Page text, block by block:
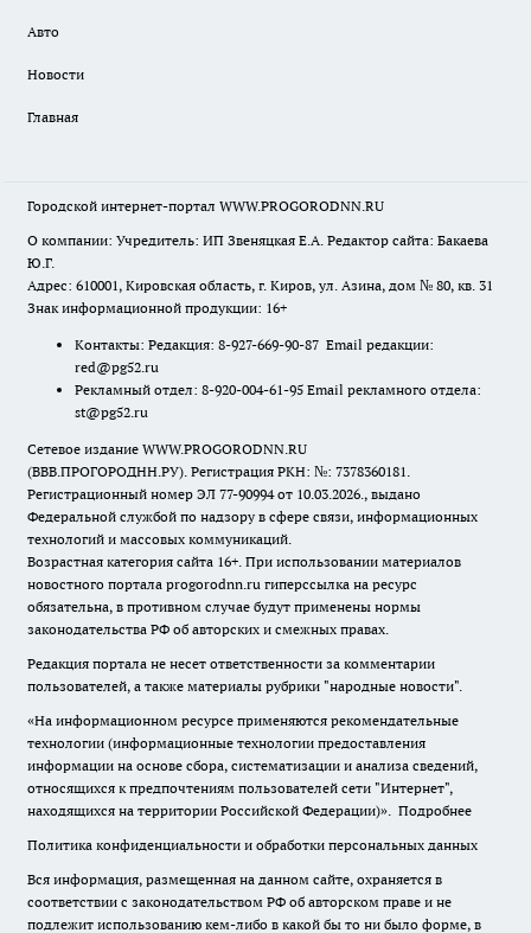
Авто
Новости
Главная
Городской интернет-портал WWW.PROGORODNN.RU
О компании: Учредитель: ИП Звеняцкая Е.А. Редактор сайта: Бакаева
Ю.Г.
Адрес: 610001, Кировская область, г. Киров, ул. Азина, дом № 80, кв. 31
Знак информационной продукции: 16+
Контакты: Редакция: 8-927-669-90-87 Email редакции:
red@pg52.ru
Рекламный отдел: 8-920-004-61-95 Email рекламного отдела:
st@pg52.ru
Сетевое издание WWW.PROGORODNN.RU
(ВВВ.ПРОГОРОДНН.РУ). Регистрация РКН: №: 7378360181.
Регистрационный номер ЭЛ 77-90994 от 10.03.2026., выдано
Федеральной службой по надзору в сфере связи, информационных
технологий и массовых коммуникаций.
Возрастная категория сайта 16+. При использовании материалов
новостного портала progorodnn.ru гиперссылка на ресурс
обязательна, в противном случае будут применены нормы
законодательства РФ об авторских и смежных правах.
Редакция портала не несет ответственности за комментарии
пользователей, а также материалы рубрики "народные новости".
«На информационном ресурсе применяются рекомендательные
технологии (информационные технологии предоставления
информации на основе сбора, систематизации и анализа сведений,
относящихся к предпочтениям пользователей сети "Интернет",
находящихся на территории Российской Федерации)». Подробнее
Политика конфиденциальности и обработки персональных данных
Вся информация, размещенная на данном сайте, охраняется в
соответствии с законодательством РФ об авторском праве и не
подлежит использованию кем-либо в какой бы то ни было форме, в